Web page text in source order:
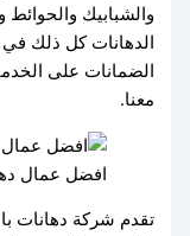
والشبابيك
الدهانات كل ذلك
الضمانات على
معنا.
افضل عمال
تقدم شركة دهانات